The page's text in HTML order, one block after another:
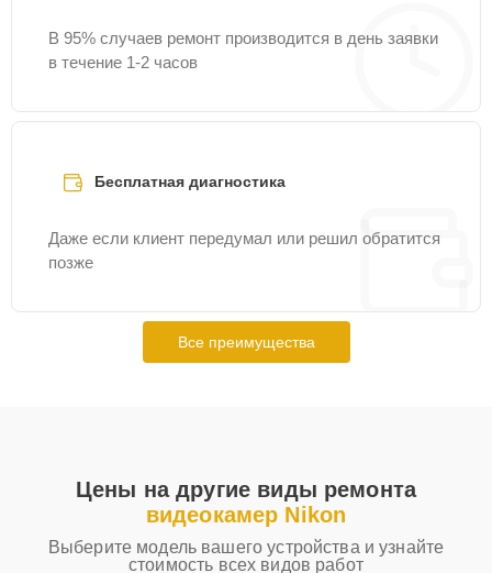
В 95% случаев ремонт производится в день заявки
в течение 1-2 часов
Бесплатная диагностика
Даже если клиент передумал или решил обратится
позже
Все преимущества
Цены на другие виды ремонта
видеокамер Nikon
Выберите модель вашего устройства и узнайте
стоимость всех видов работ